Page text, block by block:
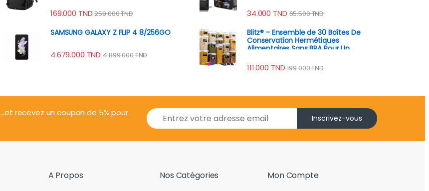
169.000 TND 259.000TND
SAMSUNG GALAXY Z FLIP 4 8/256GO
4.679.000 TND 4.899.000TND
34.000 TND 65.500TND
Blitz® - Ensemble de 30 Boîtes De
Conservation Hermétiques
Alimentaires Sans BPA Pour Un
couvercles )
111.000 TND 199.000TND
...et recevez un coupon de 5% pour
E
m
i
Inscrivez-vous
A Propos Nos Catégories Mon Compte